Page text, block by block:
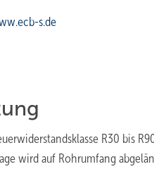
s.de
R30 bis
wird auf Rohrumfang